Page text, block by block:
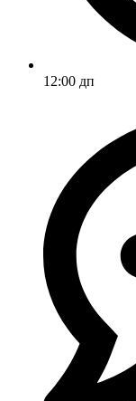
12:00 дп